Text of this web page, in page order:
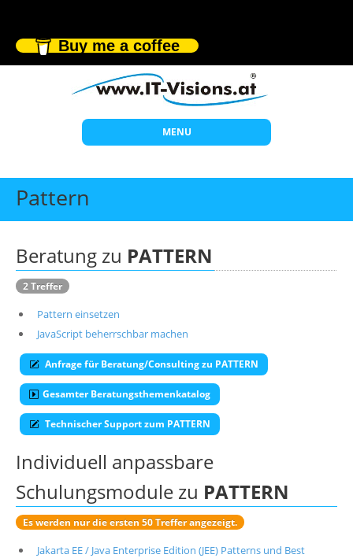
Buy me a coffee
MENU
Start
Individuelle Schulungen
Wissen
Suche
Pattern
Beratung zu PATTERN
2 Treffer
Pattern einsetzen
JavaScript beherrschbar machen
Anfrage für Beratung/Consulting zu PATTERN
Gesamter Beratungsthemenkatalog
Technischer Support zum PATTERN
Individuell anpassbare
Schulungsmodule zu PATTERN
Es werden nur die ersten 50 Treffer angezeigt.
Jakarta EE / Java Enterprise Edition (JEE) Patterns und Best